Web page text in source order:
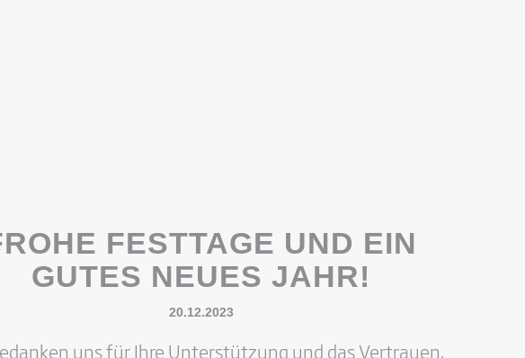
FESTTAGE UND EIN
GUTES NEUES JAHR!
20.12.2023
uns für Ihre Unterstützung und das Vertrauen.